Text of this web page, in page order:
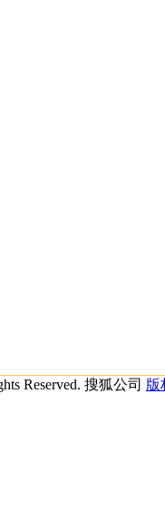
Reserved. 搜狐公司 版